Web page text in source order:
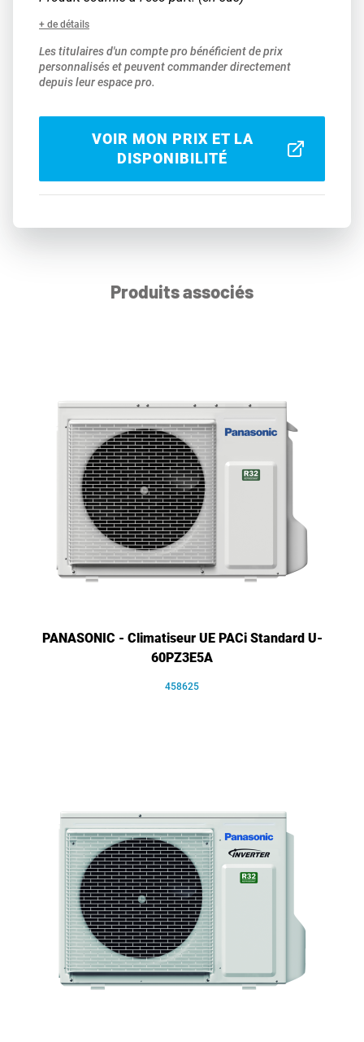
+ de détails
Les titulaires d'un compte pro bénéficient de prix
personnalisés et peuvent commander directement
depuis leur espace pro.
VOIR MON PRIX ET LA
DISPONIBILITÉ
Produits associés
PANASONIC - Climatiseur UE PACi Standard U-
60PZ3E5A
458625